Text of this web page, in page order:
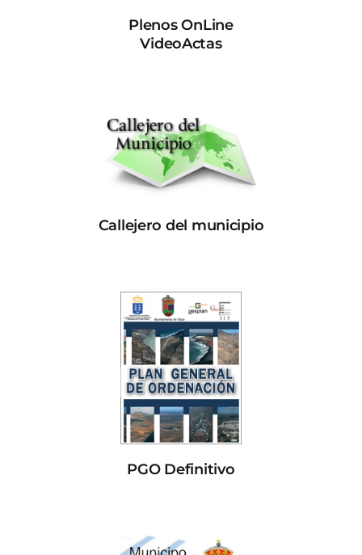
Plenos OnLine
VideoActas
Callejero del municipio
PGO Definitivo